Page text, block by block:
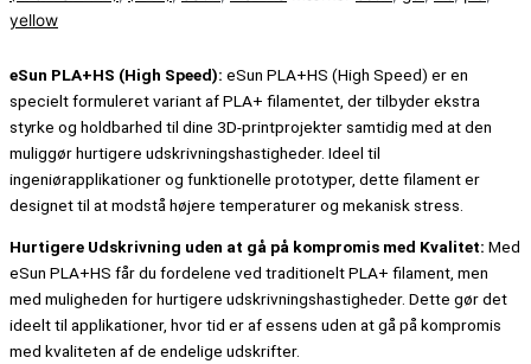
yellow
eSun PLA+HS (High Speed): eSun PLA+HS (High Speed) er en
specielt formuleret variant af PLA+ filamentet, der tilbyder ekstra
styrke og holdbarhed til dine 3D-printprojekter samtidig med at den
muliggør hurtigere udskrivningshastigheder. Ideel til
ingeniørapplikationer og funktionelle prototyper, dette filament er
designet til at modstå højere temperaturer og mekanisk stress.
Hurtigere Udskrivning uden at gå på kompromis med Kvalitet: Med
eSun PLA+HS får du fordelene ved traditionelt PLA+ filament, men
med muligheden for hurtigere udskrivningshastigheder. Dette gør det
ideelt til applikationer, hvor tid er af essens uden at gå på kompromis
med kvaliteten af de endelige udskrifter.